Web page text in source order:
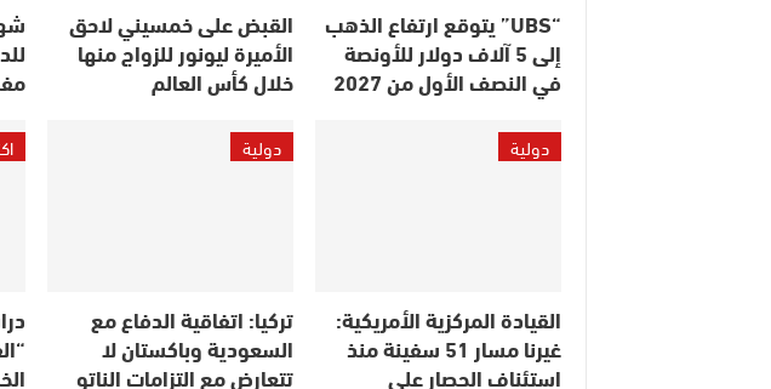
“UBS” يتوقع ارتفاع الذهب
إلى 5 آلاف دولار للأونصة
في النصف الأول من 2027
القبض على خمسيني لاحق
الأميرة ليونور للزواج منها
خلال كأس العالم
دولية
القيادة المركزية الأمريكية:
غيرنا مسار 51 سفينة منذ
استئناف الحصار على
دولية
تركيا: اتفاقية الدفاع مع
السعودية وباكستان لا
تتعارض مع التزامات الناتو